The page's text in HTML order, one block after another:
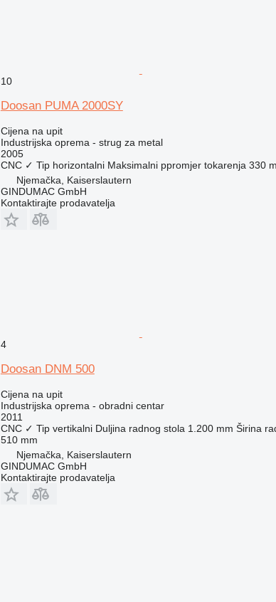
10
Doosan PUMA 2000SY
Cijena na upit
Industrijska oprema - strug za metal
2005
CNC ✓ Tip horizontalni Maksimalni ppromjer tokarenja 330
Njemačka, Kaiserslautern
GINDUMAC GmbH
Kontaktirajte prodavatelja
4
Doosan DNM 500
Cijena na upit
Industrijska oprema - obradni centar
2011
CNC ✓ Tip vertikalni Duljina radnog stola 1.200 mm Širina
510 mm
Njemačka, Kaiserslautern
GINDUMAC GmbH
Kontaktirajte prodavatelja